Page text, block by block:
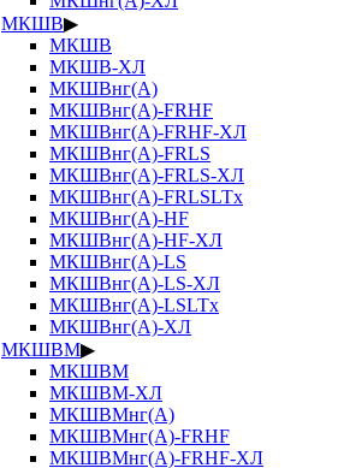
МКШВ▶
МКШВ
МКШВ-ХЛ
МКШВнг(А)
МКШВнг(А)-FRHF
МКШВнг(А)-FRHF-ХЛ
МКШВнг(А)-FRLS
МКШВнг(А)-FRLS-ХЛ
МКШВнг(А)-FRLSLTx
МКШВнг(А)-HF
МКШВнг(А)-HF-ХЛ
МКШВнг(А)-LS
МКШВнг(А)-LS-ХЛ
МКШВнг(А)-LSLTx
МКШВнг(А)-ХЛ
МКШВМ▶
МКШВМ
МКШВМ-ХЛ
МКШВМнг(А)
МКШВМнг(А)-FRHF
МКШВМнг(А)-FRHF-ХЛ